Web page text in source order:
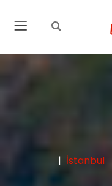
İstanbul